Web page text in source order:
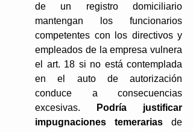
de un registro domiciliario
mantengan los funcionarios
competentes con los directivos y
empleados de la empresa vulnera
el art. 18 si no está contemplada
en el auto de autorización
conduce a consecuencias
excesivas.
Podría justificar
impugnaciones temerarias de